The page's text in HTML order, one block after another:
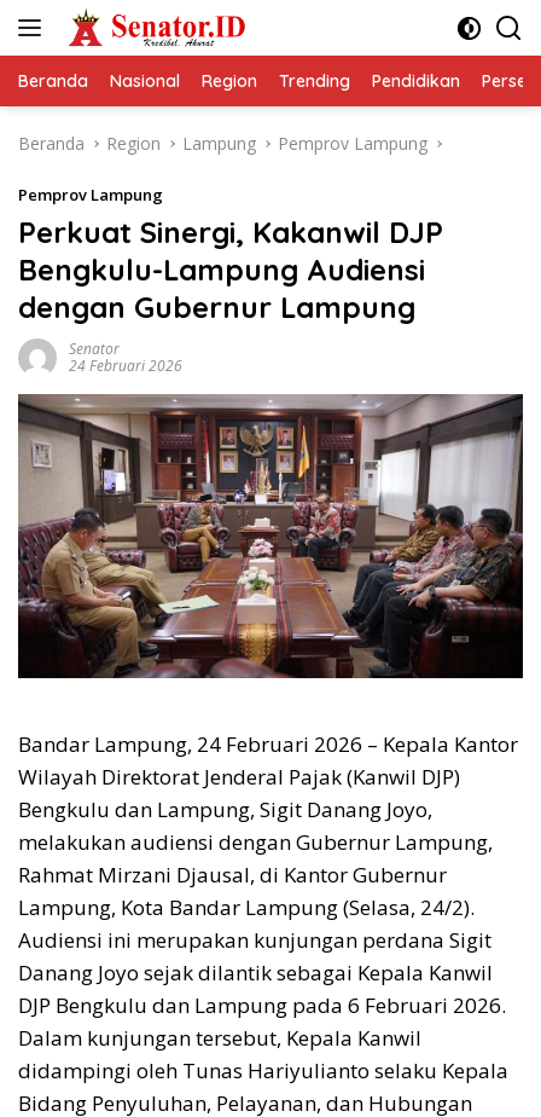
Beranda Nasional Region Trending Pendidikan
Beranda Region Lampung Pemprov Lampung
Pemprov Lampung
Perkuat Sinergi, Kakanwil DJP
Bengkulu-Lampung Audiensi
dengan Gubernur Lampung
Senator
24 Februari 2026
Bandar Lampung, 24 Februari 2026 – Kepala Kantor
Wilayah Direktorat Jenderal Pajak (Kanwil DJP)
Bengkulu dan Lampung, Sigit Danang Joyo,
melakukan audiensi dengan Gubernur Lampung,
Rahmat Mirzani Djausal, di Kantor Gubernur
Lampung, Kota Bandar Lampung (Selasa, 24/2).
Audiensi ini merupakan kunjungan perdana Sigit
Danang Joyo sejak dilantik sebagai Kepala Kanwil
DJP Bengkulu dan Lampung pada 6 Februari 2026.
Dalam kunjungan tersebut, Kepala Kanwil
didampingi oleh Tunas Hariyulianto selaku Kepala
Bidang Penyuluhan, Pelayanan, dan Hubungan